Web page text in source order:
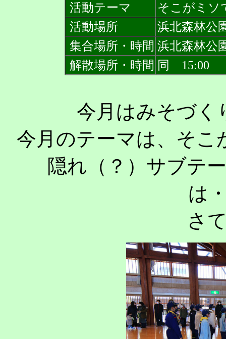
活動テーマ
そこがミソ
活動場所
浜北森林
集合場所・時間 浜北森林公
解散場所・時間 同 15:00
今月はみそづく
今月のテーマは、そ
隠れ（？）サブ
は
さ